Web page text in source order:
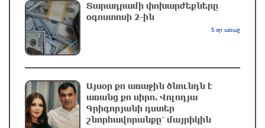
Երևանում երթուղիների փոփոխություն կլինի
մենամարտի չեղարկման պատճառը
բացահայտվել է
Տարադրամի փոխարժեքները
օգոստոսի 2-ին
5 օր առաջ
Այսօր քո առաջին ծնունդն է
առանց քո սիրո. Վոլոդյա
Գրիգորյանի դստեր
շնորհավորանքը՝ մայրիկին